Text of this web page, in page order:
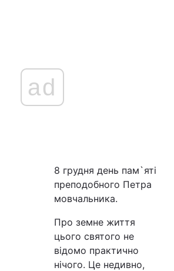
ad
8 грудня день пам`яті
преподобного Петра
мовчальника.
Про земне життя
цього святого не
відомо практично
нічого. Це недивно,